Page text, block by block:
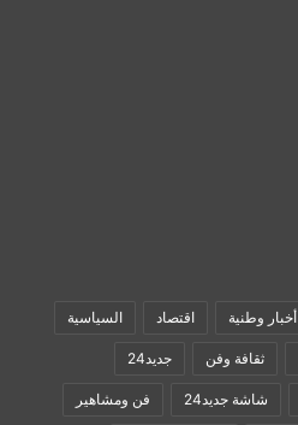
أخبار وطنية اقتصاد السياسية
ثقافة وفن جديد24
شاشة جديد24 فن ومشاهير